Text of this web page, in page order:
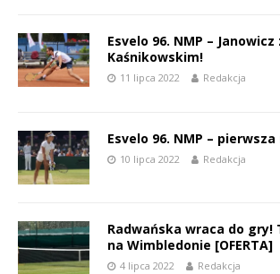
Esvelo 96. NMP –
Kaśnikowskim!
11 lipca 2022 Redakcja
Esvelo 96. NMP –
10 lipca 2022 Redakcja
Radwańska wraca do gry!
na Wimbledonie [OFERTA]
4 lipca 2022 Redakcja